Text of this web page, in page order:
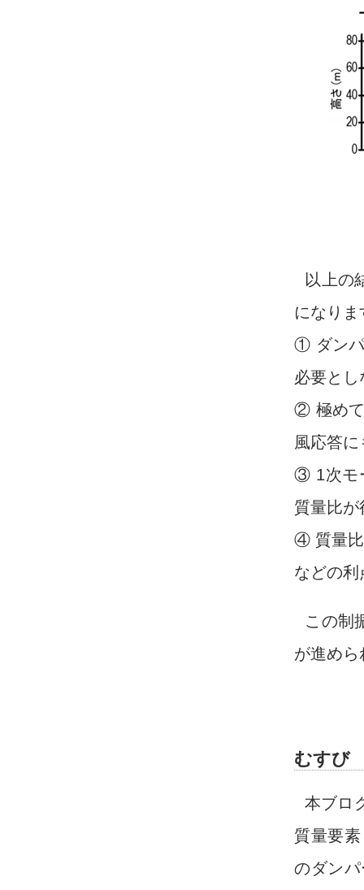
以上の
になりま
① ダンパ
必要とし
② 極めて
風応答
③ 1次モ
質量比が
④ 質量比
などの
この制
が進め
むすび
本ブロ
質量要
のダン